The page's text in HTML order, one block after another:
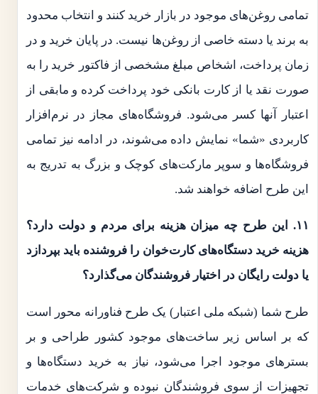
تمامی روغن‌های موجود در بازار خرید کنند و انتخاب محدود
به برند یا دسته خاصی از روغن‌ها نیست. در پایان خرید و در
زمان پرداخت، اشخاص مبلغ مشخصی از فاکتور خرید را به
صورت نقد یا از کارت بانکی خود پرداخت کرده و مابقی از
اعتبار آنها کسر می‌شود. فروشگاه‌های مجاز در نرم‌افزار
کاربردی «شما» نمایش داده می‌شوند، در ادامه نیز تمامی
فروشگاه‌ها و سوپر مارکت‌های کوچک و بزرگ به تدریج به
این طرح اضافه خواهند شد.
۱۱. این طرح چه میزان هزینه برای مردم و دولت دارد؟
هزینه خرید دستگاه‌های کارت‌خوان را فروشنده باید بپردازد
یا دولت رایگان در اختیار فروشندگان می‌گذارد؟
طرح شما (شبکه ملی اعتبار) یک طرح فناورانه محور است
که بر اساس زیر ساخت‌های موجود کشور طراحی و بر
بسترهای موجود اجرا می‌شود، نیاز به خرید دستگاه‌ها و
تجهیزات از سوی فروشندگان نبوده و شرکت‌های خدمات